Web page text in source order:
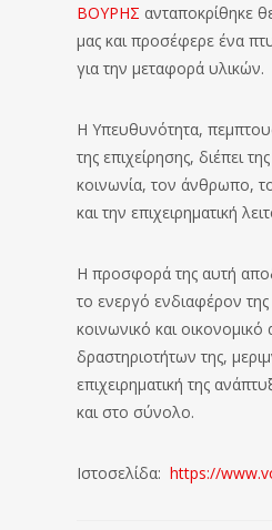
ΒΟΥΡΗΣ ανταποκρίθηκε
μας και προσέφερε ένα
για την μεταφορά υλικών.
Η Υπευθυνότητα,
της επιχείρησης, διέπει
κοινωνία, τον άνθρωπο,
και την επιχειρηματική
Η προσφορά της αυτή
το ενεργό ενδιαφέρον της
κοινωνικό και
δραστηριοτήτων της,
επιχειρηματική της
και στο σύνολο.
Ιστοσελίδα: https://